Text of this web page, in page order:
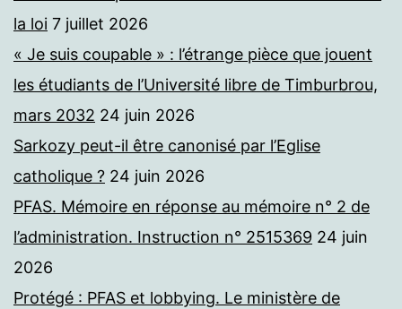
la loi 7 juillet 2026
« Je suis coupable » : l’étrange pièce que jouent
les étudiants de l’Université libre de Timburbrou,
mars 2032 24 juin 2026
Sarkozy peut-il être canonisé par l’Eglise
catholique ? 24 juin 2026
PFAS. Mémoire en réponse au mémoire n° 2 de
l’administration. Instruction n° 2515369 24 juin
2026
Protégé : PFAS et lobbying. Le ministère de